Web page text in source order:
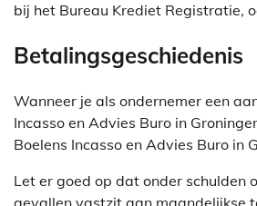
bij het Bureau Krediet Registratie,
Betalingsgeschiedenis
Wanneer je als ondernemer een
Incasso en Advies Buro in
Boelens Incasso en Advies Buro in
Let er goed op dat onder schulden